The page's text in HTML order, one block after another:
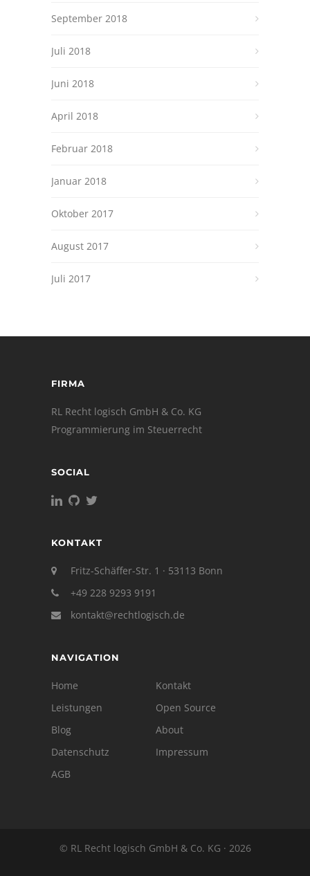
September 2018
Juli 2018
Juni 2018
April 2018
Februar 2018
Januar 2018
Oktober 2017
August 2017
Juli 2017
FIRMA
RL Recht logisch GmbH & Co. KG
Programmierung im Steuerrecht
SOCIAL
KONTAKT
Fritz-Schäffer-Str. 1 · 53113 Bonn
+49 228 9293 9191
kontakt@rechtlogisch.de
NAVIGATION
Home
Kontakt
Leistungen
Open Source
Blog
About
Datenschutz
Impressum
AGB
© RL Recht logisch GmbH & Co. KG · 2026